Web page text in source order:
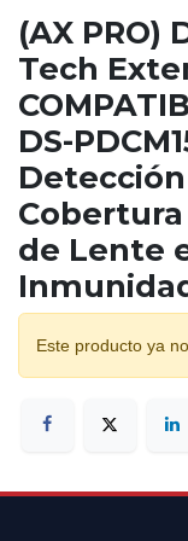
(AX PRO)
Tech
DS-
de Lente
Este producto ya